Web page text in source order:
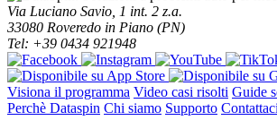
Via Luciano Savio, 1 int. 2 z.a.
33080 Roveredo in Piano (PN)
Tel: +39 0434 921948
Visiona il programma Video casi risolti Guide
Perchè Dataspin Chi siamo Supporto Contattaci